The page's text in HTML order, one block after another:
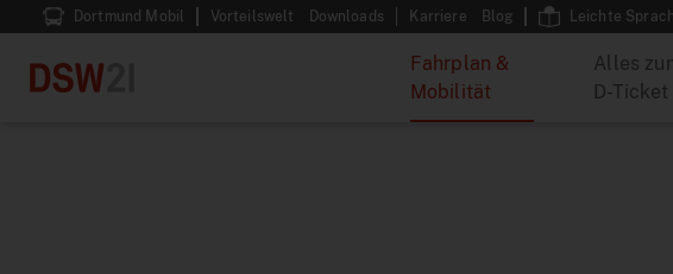
Fahrplan &
Mobilität
Alles
D-Ticket
Dortmund Mobil Vorteilswelt Downloads Karriere Blog Leichte